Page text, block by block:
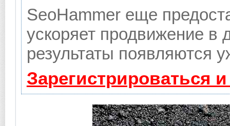
SeoHammer еще
ускоряет продвижение в
результаты появляются
Зарегистрироваться